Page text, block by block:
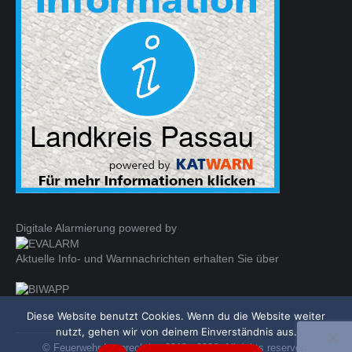
in
new
window
in
new
window
opens
in
new
window
Digitale Alarmierung powered by
Aktuelle Info- und Warnnachrichten erhalten Sie über
© Feuerwehr Leoprechting 2018 - 2026. All rights reserved.
Diese Website benutzt Cookies. Wenn du die Website weiter
nutzt, gehen wir von deinem Einverständnis aus.